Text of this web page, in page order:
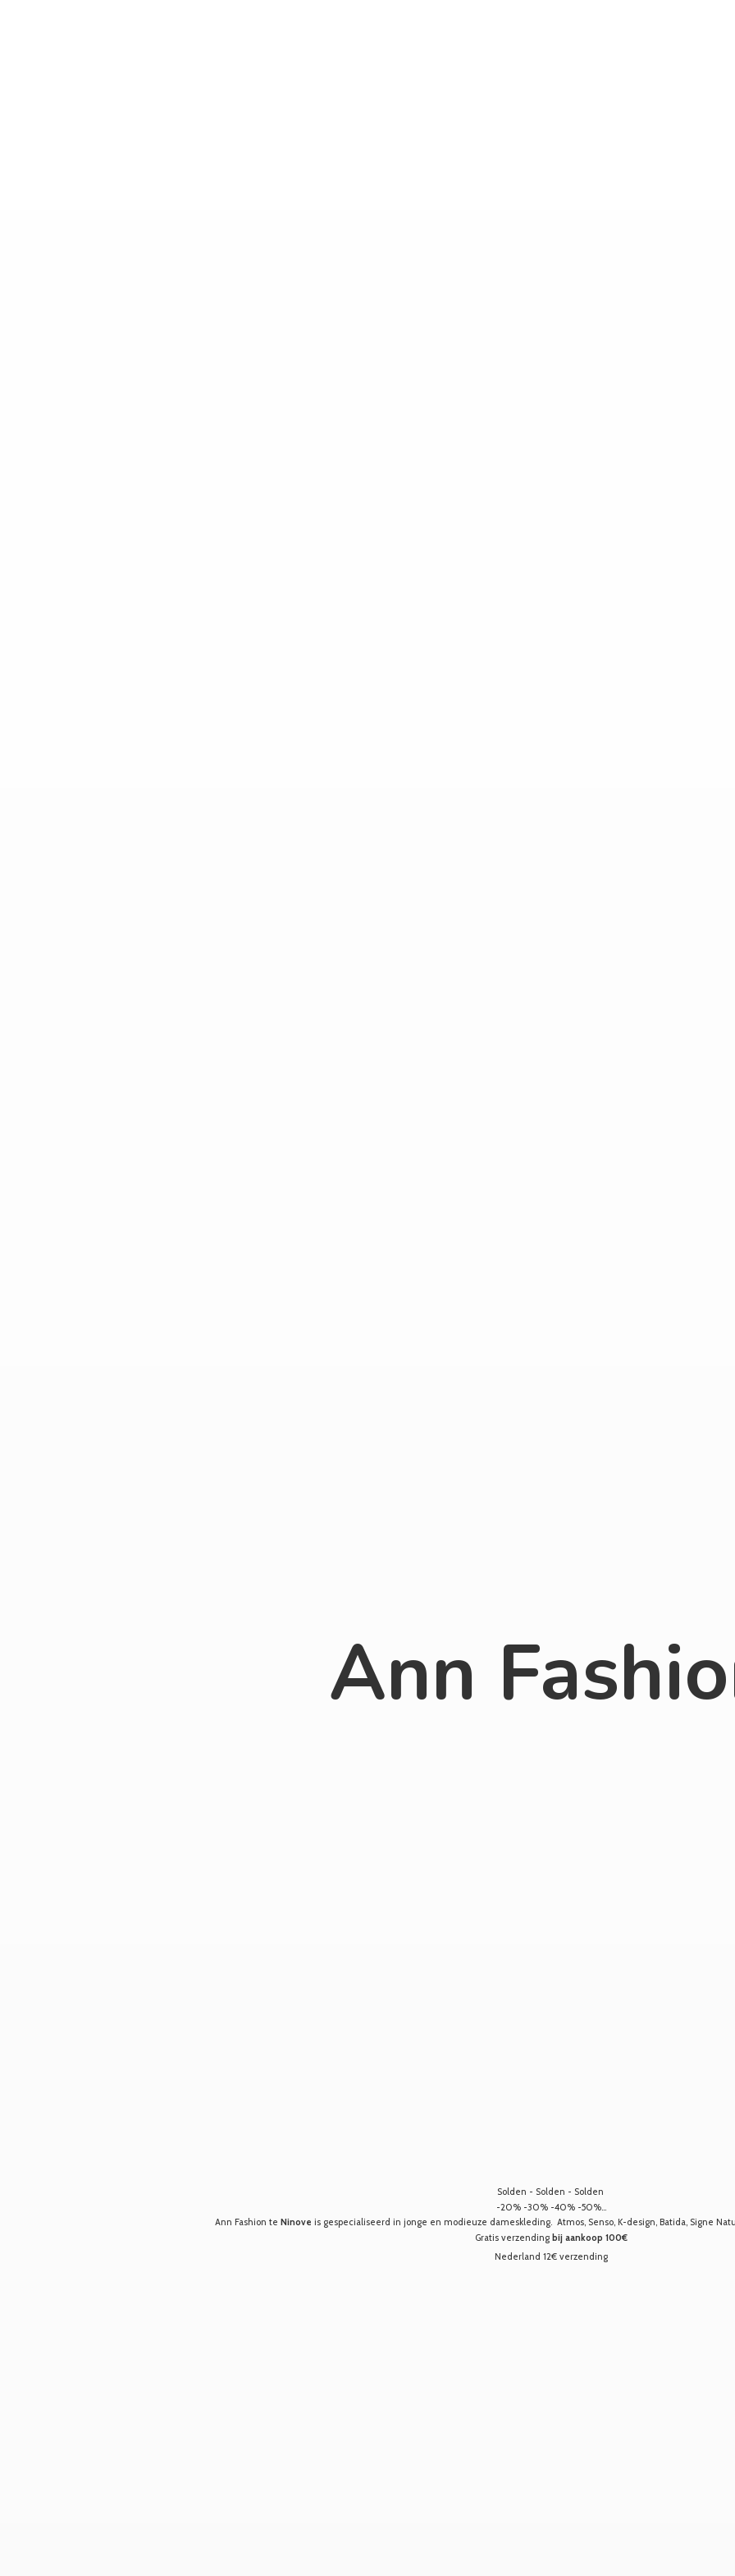
Ann
Solden - Solden - Solden
-20% -30% -40% -50%...
Ann Fashion te Ninove is gespecialiseerd in jonge en modieuze dameskleding. Atmos, Senso, K-design, Batida, Signe
Gratis verzending bij aankoop 100€
Nederland 12€ verzending